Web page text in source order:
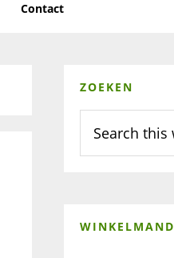
Contact
Primary
Sidebar
ZOEKEN
this
website
WINKELMAND